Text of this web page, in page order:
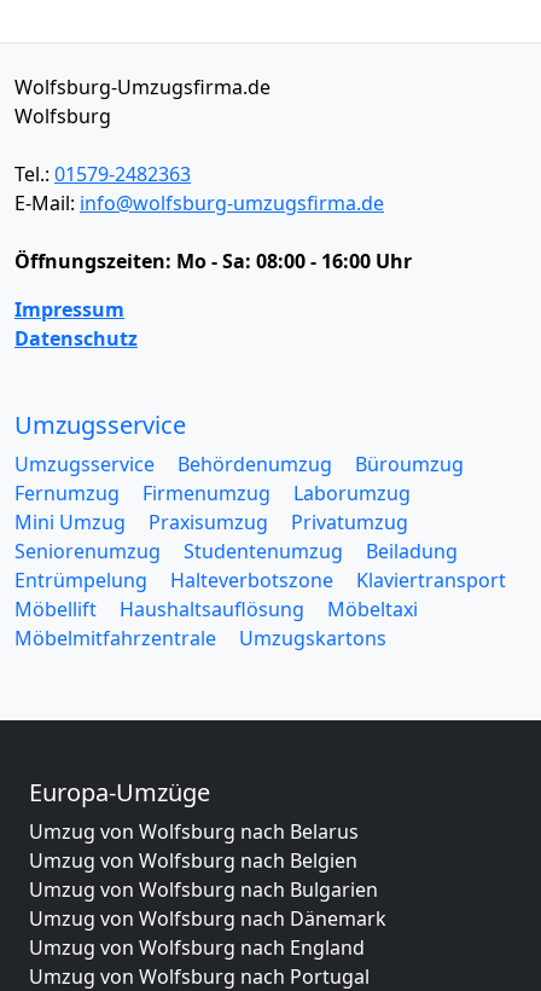
Wolfsburg-Umzugsfirma.de
Wolfsburg
Tel.: 01579-2482363
E-Mail: info@wolfsburg-umzugsfirma.de
Öffnungszeiten: Mo - Sa: 08:00 - 16:00 Uhr
Impressum
Datenschutz
Umzugsservice
Umzugsservice Behördenumzug
Büroumzug
Fernumzug
Firmenumzug
Laborumzug
Mini Umzug
Praxisumzug
Privatumzug
Seniorenumzug
Studentenumzug
Beiladung
Entrümpelung
Halteverbotszone
Klaviertransport
Möbellift
Haushaltsauflösung
Möbeltaxi
Möbelmitfahrzentrale
Umzugskartons
Europa-Umzüge
Umzug von Wolfsburg nach Belarus
Umzug von Wolfsburg nach Belgien
Umzug von Wolfsburg nach Bulgarien
Umzug von Wolfsburg nach Dänemark
Umzug von Wolfsburg nach England
Umzug von Wolfsburg nach Portugal